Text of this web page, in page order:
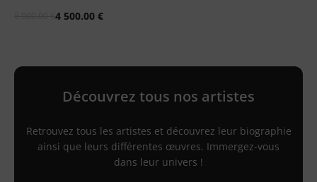
4 500.00 €
Découvrez tous nos artistes
Retrouvez tous les artistes et découvrez leur biographie
ainsi que leurs différentes œuvres. Immergez-vous
dans leur univers !